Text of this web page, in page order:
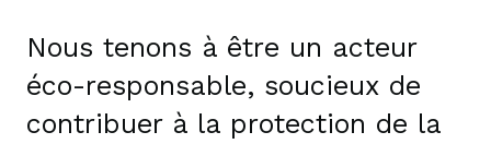
Nous tenons à être un acteur
éco-responsable, soucieux de
contribuer à la protection de la